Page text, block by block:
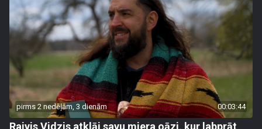
pirms 2 nedēļām, 3 dienām 00:03:44
Raivis Vidzis atklāj savu miera oāzi, kur labprāt